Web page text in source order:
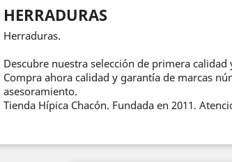
HERRADURAS
Herraduras.
Descubre nuestra selección de primera calidad
Compra ahora calidad y garantía de marcas
asesoramiento.
Tienda Hípica Chacón. Fundada en 2011.